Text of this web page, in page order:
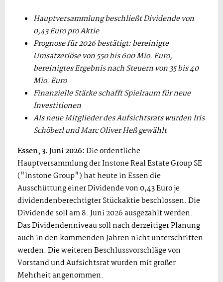
Hauptversammlung beschließt Dividende von
0,43 Euro pro Aktie
Prognose für 2026 bestätigt: bereinigte
Umsatzerlöse von 550 bis 600 Mio. Euro,
bereinigtes Ergebnis nach Steuern von 35 bis 40
Mio. Euro
Finanzielle Stärke schafft Spielraum für neue
Investitionen
Als neue Mitglieder des Aufsichtsrats wurden Iris
Schöberl und Marc Oliver Heß gewählt
Essen, 3. Juni 2026:Die ordentliche
Hauptversammlung der Instone Real Estate Group SE
("Instone Group") hat heute in Essen die
Ausschüttung einer Dividende von 0,43 Euro je
dividendenberechtigter Stückaktie beschlossen. Die
Dividende soll am 8. Juni 2026 ausgezahlt werden.
Das Dividendenniveau soll nach derzeitiger Planung
auch in den kommenden Jahren nicht unterschritten
werden. Die weiteren Beschlussvorschläge von
Vorstand und Aufsichtsrat wurden mit großer
Mehrheit angenommen.